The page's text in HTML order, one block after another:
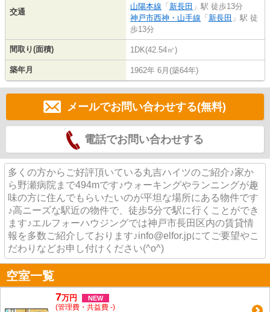
交通
山陽本線 「新長田 」駅 徒歩13分
神戸市西神・山手線 「新長田 」駅 徒
歩13分
間取り(面積) 1DK(42.54㎡)
築年月 1962年 6月(築64年)
メールでお問い合わせする(無料)
電話でお問い合わせする
多くの方からご好評頂いている丸吉ハイツのご紹介♪家か
ら野瀬病院まで494mです♪ウォーキングやランニングが趣
味の方に住んでもらいたいのが平坦な場所にある物件です
♪高ニーズな駅近の物件で、徒歩5分で駅に行くことができ
ます♪エルフォーハウジングでは神戸市長田区内の賃貸情
報を多数ご紹介しております♪info@elfor.jpにてご要望やこ
だわりなどお申し付けください(^o^)
空室一覧
7万円 NEW
(管理費・共益費 -)